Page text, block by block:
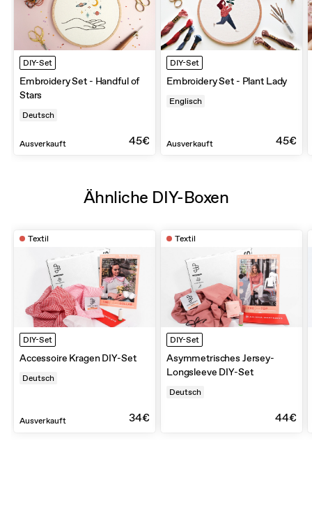
DIY-Set
Embroidery Set - Handful of
Stars
Deutsch
Ausverkauft 45€
DIY-Set
Embroidery Set - Plant Lady
Englisch
Ausverkauft 45€
Ähnliche DIY-Boxen
Textil
DIY-Set
Accessoire Kragen DIY-Set
Deutsch
Ausverkauft 34€
Textil
DIY-Set
Asymmetrisches Jersey-
Longsleeve DIY-Set
Deutsch
44€